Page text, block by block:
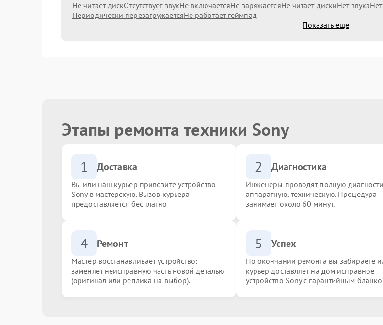
Не читает дискОтсутствует звукНе включаетсяНе заряжаетсяНе читает дискиНет звука
Периодически перезагружаетсяНе работает геймпад
Показать еще
Этапы ремонта техники Sony
1 Доставка
Вы или наш курьер привозите устройство
Sony в мастерскую. Вызов курьера
предоставляется бесплатно
2 Диагностика
Инженеры проводят полную
аппаратную, техническую. Процедура
занимает около 60 минут.
4 Ремонт
Мастер восстанавливает устройство:
заменяет неисправную часть новой деталью
(оригинал или реплика на выбор).
5 Успех
По окончании ремонта вы забираете
курьер доставляет на дом исправное
устройство Sony с гарантийным